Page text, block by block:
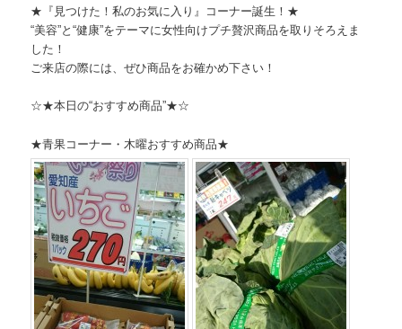
★『見つけた！私のお気に入り』コーナー誕生！★
“美容”と“健康”をテーマに女性向けプチ贅沢商品を取りそろえま
した！
ご来店の際には、ぜひ商品をお確かめ下さい！
☆★本日の“おすすめ商品”★☆
★青果コーナー・木曜おすすめ商品★